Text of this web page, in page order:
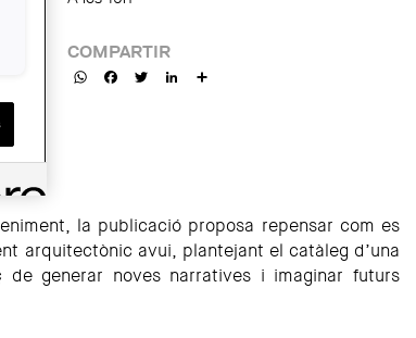
COMPARTIR
WhatsAppFacebookTwitterLinkedIn
la publicació proposa repensar com es
arquitectònic avui, plantejant el catàleg d’una
generar noves narratives i imaginar futurs